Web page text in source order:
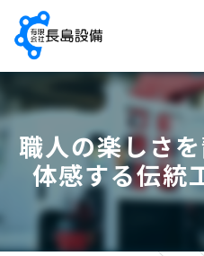
職人の楽しさ
体感する伝統